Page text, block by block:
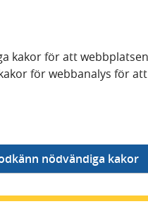
kakor för att
för webbanalys för